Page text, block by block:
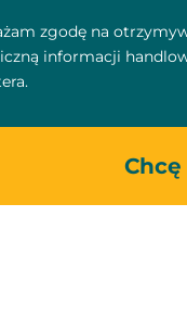
zgodę na
informacji